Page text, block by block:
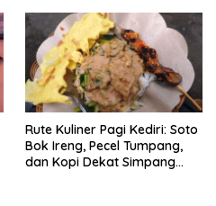
Rute Kuliner Pagi Kediri: Soto
Bok Ireng, Pecel Tumpang,
dan Kopi Dekat Simpang